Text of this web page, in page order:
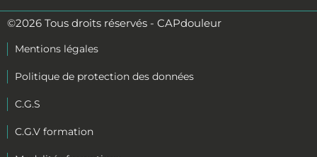
©2026 Tous droits réservés - CAPdouleur
Mentions légales
Politique de protection des données
C.G.S
C.G.V formation